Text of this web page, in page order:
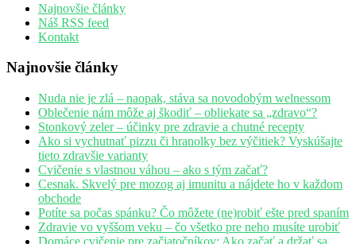
Najnovšie články
Náš RSS feed
Kontakt
Najnovšie články
Nuda nie je zlá – naopak, stáva sa novodobým welnessom
Oblečenie nám môže aj škodiť – obliekate sa „zdravo“?
Stonkový zeler – účinky pre zdravie a chutné recepty
Ako si vychutnať pizzu či hranolky bez výčitiek? Vyskúšajte
tieto zdravšie varianty
Cvičenie s vlastnou váhou – ako s tým začať?
Cesnak. Skvelý pre mozog aj imunitu a nájdete ho v každom
obchode
Potíte sa počas spánku? Čo môžete (ne)robiť ešte pred spaním
Zdravie vo vyššom veku – čo všetko pre neho musíte urobiť
Domáce cvičenie pre začiatočníkov: Ako začať a držať sa